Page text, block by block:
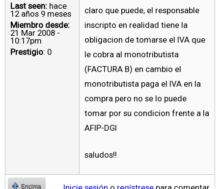
Last seen: hace
12 años 9 meses
Miembro desde:
21 Mar 2008 -
10:17pm
Prestigio: 0
claro que puede, el responsable
inscripto en realidad tiene la
obligacion de tomarse el IVA que
le cobra al monotributista
(FACTURA B) en cambio el
monotributista paga el IVA en la
compra pero no se lo puede
tomar por su condicion frente a la
AFIP-DGI
saludos!!
Encima